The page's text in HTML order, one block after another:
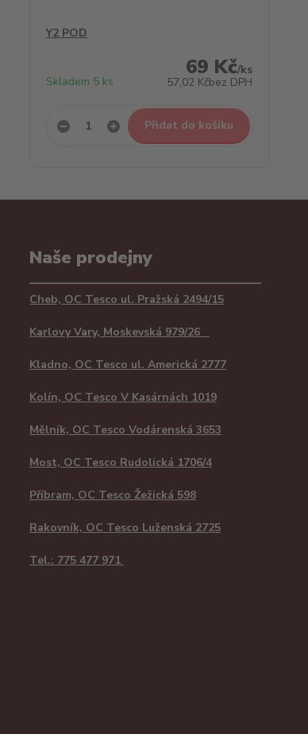
Y2 POD
69 Kč/ks
57,02 Kčbez DPH
Skladem 5 ks
Přidat do košíku
Naše prodejny
Cheb, OC Tesco ul. Pražská 2494/15
Karlovy Vary, Moskevská 979/26
Kladno, OC Tesco ul. Americká 2777
Kolín, OC Tesco V Kasárnách 1019
Mělník, OC Tesco Vodárenská 3653
Most, OC Tesco Rudolická 1706/4
Příbram, OC Tesco Žežická 598
Rakovník, OC Tesco Luženská 2725
Tel.: 775 477 971